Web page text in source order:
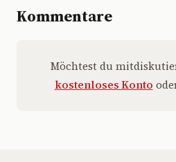
Kommentare
Möchtest du
kostenloses Konto